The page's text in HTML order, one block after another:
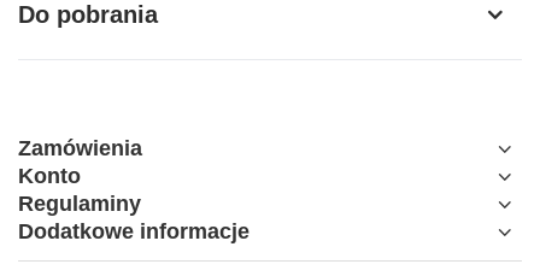
Kompatybilność
Do pobrania
Zamówienia
Konto
Regulaminy
Dodatkowe informacje